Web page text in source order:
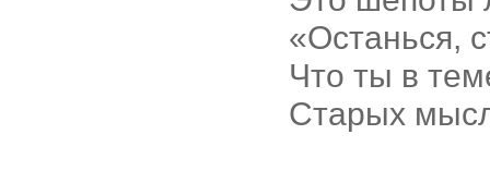
«Останься,
Что ты в
Старых